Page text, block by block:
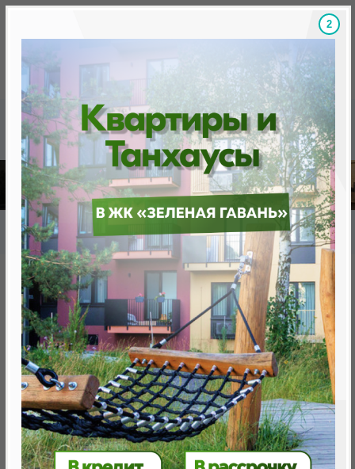
Скидки на новостройки, бонусы Готовые
Главная База новостроек Минска «Минск Мир»
25.3 "Манила", квартал "Азия"
25.3 "Манила", квартал "Азия"
от 287 594.0 BYN (97 868 USD)
Минск, Октябрьский, ул. Кижеватова
метро «Ковальская Слобода», 566 м
1